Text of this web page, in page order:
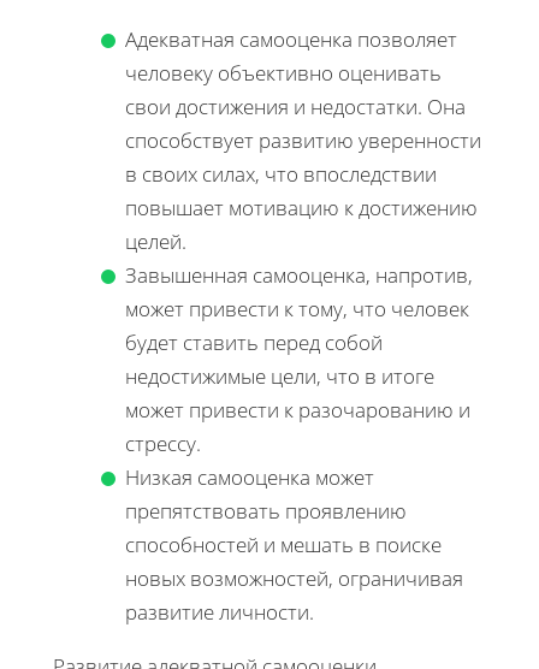
Адекватная самооценка позволяет
человеку объективно оценивать
свои достижения и недостатки. Она
способствует развитию уверенности
в своих силах, что впоследствии
повышает мотивацию к достижению
целей.
Завышенная самооценка, напротив,
может привести к тому, что человек
будет ставить перед собой
недостижимые цели, что в итоге
может привести к разочарованию и
стрессу.
Низкая самооценка может
препятствовать проявлению
способностей и мешать в поиске
новых возможностей, ограничивая
развитие личности.